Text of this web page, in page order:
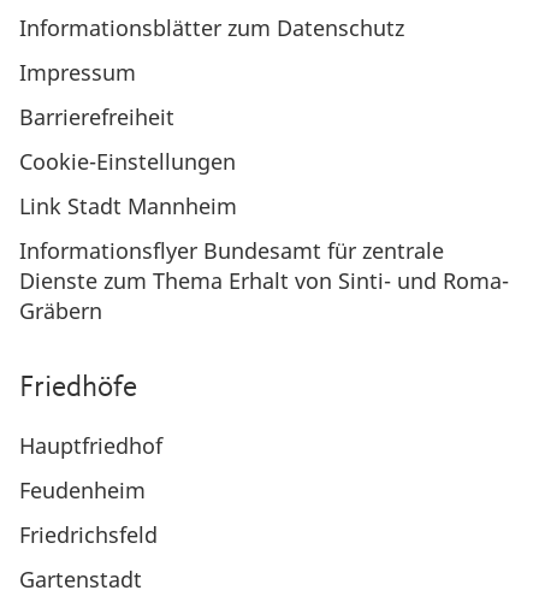
Informationsblätter zum Datenschutz
Impressum
Barrierefreiheit
Cookie-Einstellungen
Link Stadt Mannheim
Informationsflyer Bundesamt für zentrale
Dienste zum Thema Erhalt von Sinti- und Roma-
Gräbern
Friedhöfe
Hauptfriedhof
Feudenheim
Friedrichsfeld
Gartenstadt